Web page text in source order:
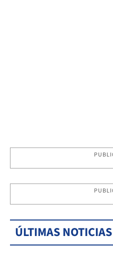
ÚLTIMAS NOTICIAS